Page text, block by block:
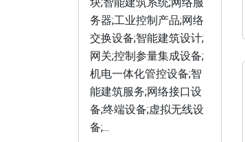
务器;工业控制产品;网络
交换设备;智能建筑设计;
网关;控制参量集成设备;
机电一体化管控设备;智
能建筑服务;网络接口设
备;终端设备;虚拟无线设
备;...